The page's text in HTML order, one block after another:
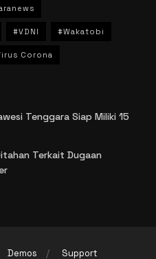
#VDNI #Wakatobi
Corona
Tenggara Siap Miliki 15
Terkait Dugaan
Demos Support